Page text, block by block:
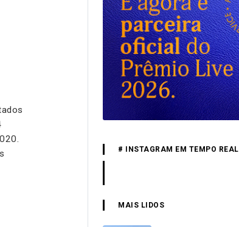
# INSTAGRAM EM TEMPO REAL
MAIS LIDOS